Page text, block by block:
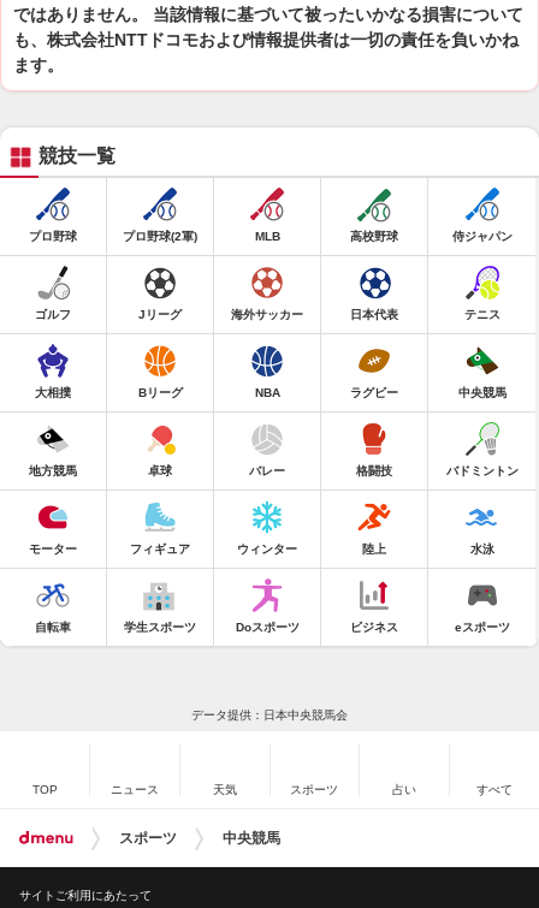
ではありません。 当該情報に基づいて被ったいかなる損害について
も、株式会社NTTドコモおよび情報提供者は一切の責任を負いかね
ます。
競技一覧
プロ野球 プロ野球(2軍) MLB 高校野球 侍ジャパン
ゴルフ Jリーグ 海外サッカー 日本代表 テニス
大相撲 Bリーグ NBA ラグビー 中央競馬
地方競馬 卓球 バレー 格闘技 バドミントン
モーター フィギュア ウィンター 陸上 水泳
自転車 学生スポーツ Doスポーツ ビジネス eスポーツ
データ提供：日本中央競馬会
TOP ニュース 天気 スポーツ 占い すべて
スポーツ 中央競馬
サイトご利用にあたって